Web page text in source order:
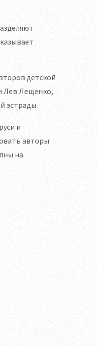
детской
Лев Лещенко,
эстрады.
и
авторы
на